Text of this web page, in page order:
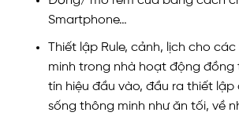
Smartphone…
Thiết lập Rule, cảnh, lịch cho
minh trong nhà hoạt động đồng
tín hiệu đầu vào, đầu ra thiết lập
sống thông minh như ăn tối, về